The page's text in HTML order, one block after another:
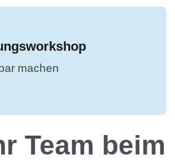
machen
Team beim